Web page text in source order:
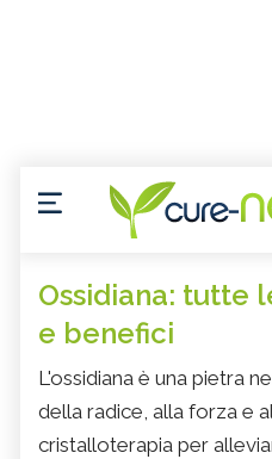
Ossidiana: tutte
e benefici
L'ossidiana è una pietra
della radice, alla forza e
cristalloterapia per